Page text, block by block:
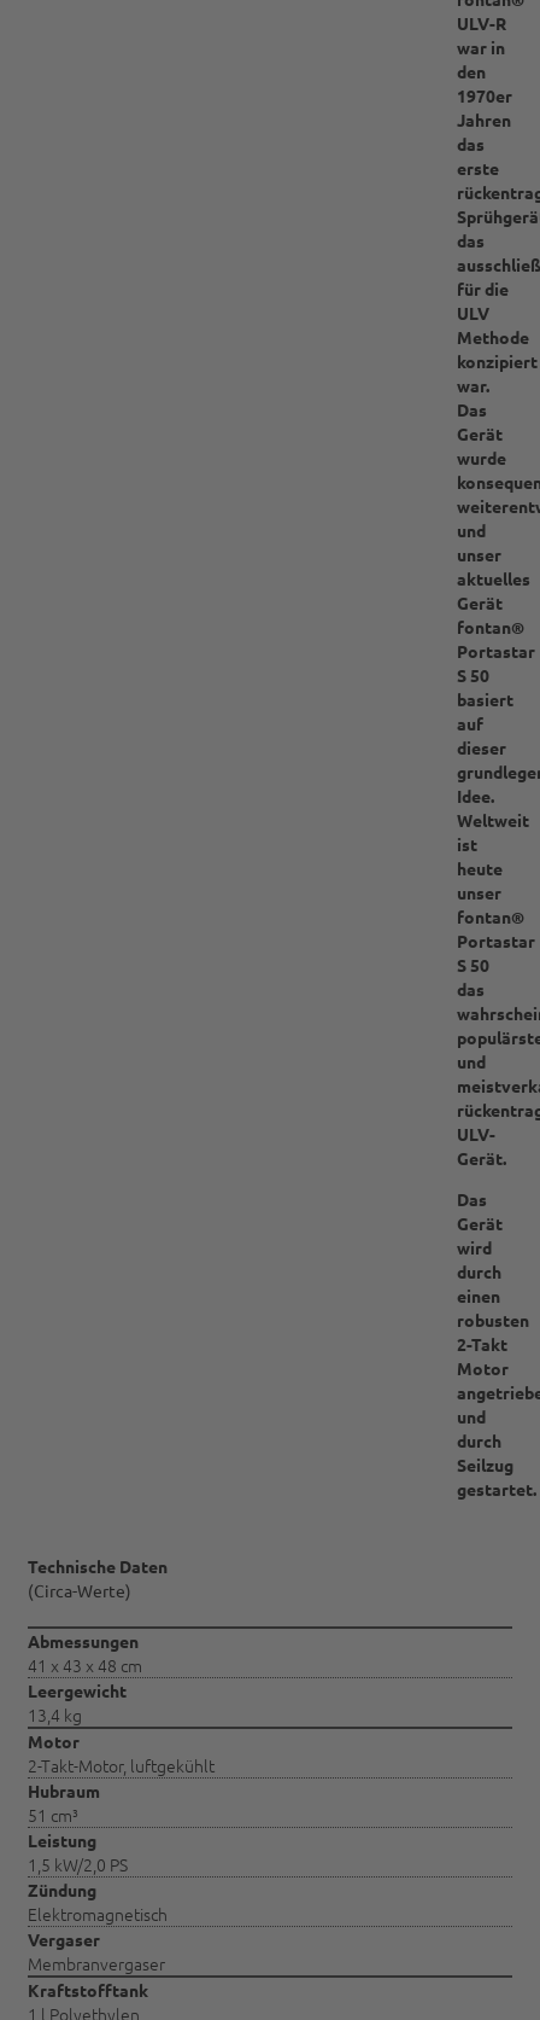
ULV-R
war in
den
1970er
Jahren
das
erste
das
für die
ULV
Methode
konzipiert
war.
Das
Gerät
wurde
und
unser
aktuelles
Gerät
fontan®
Portastar
S 50
basiert
auf
dieser
Idee.
Weltweit
ist
heute
unser
fontan®
Portastar
S 50
das
und
ULV-
Gerät.
Das
Gerät
wird
durch
einen
robusten
2-Takt
Motor
und
durch
Seilzug
gestartet.
Technische Daten
(Circa-Werte)
Abmessungen
41 x 43 x 48 cm
Leergewicht
13,4 kg
Motor
2-Takt-Motor, luftgekühlt
Hubraum
51 cm³
Leistung
1,5 kW/2,0 PS
Zündung
Elektromagnetisch
Vergaser
Membranvergaser
Kraftstofftank
1 l Polyethylen